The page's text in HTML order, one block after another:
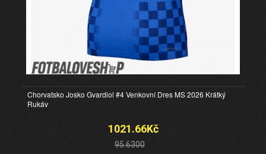
Chorvatsko Josko Gvardiol #4 Venkovní Dres MS 2026 Krátký
Rukáv
1021.66Kč
95.6300